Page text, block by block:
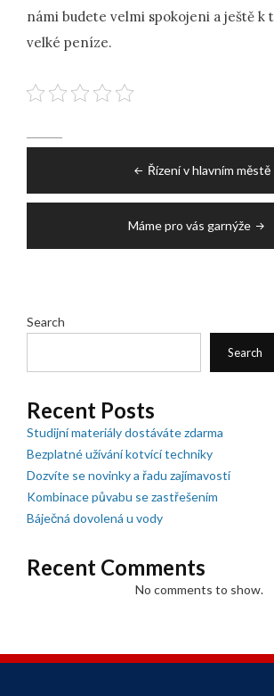
námi budete velmi spokojeni a ještě k
velké peníze.
Řízení v hlavním městě
Máme pro vás garnýže
Search
Search
Recent Posts
Studijní materiály dostáváte zdarma
Bezplatné užívání kotvící techniky
Dozvíte se novinky a řadu zajímavostí
Kombinace půvabu se zastřešením
Báječná dovolená u vody
Recent Comments
No comments to show.